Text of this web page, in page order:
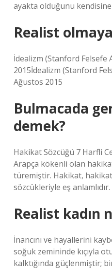
ayakta olduğunu kendisine
Realist
İdealizm (Stanford Felsefe
2015İdealizm (Stanford
Ağustos 2015
Bulmacada
demek?
Hakikat Sözcüğü 7 Harfli
Arapça kökenli olan
türemiştir. Hakikat,
sözcükleriyle eş anlamlıdır.
Realist kadın
İnancını ve hayallerini
soğuk zemininde kıçıyla
kalktığında güçlenmiştir;